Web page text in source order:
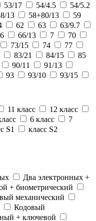
53/17 54/4.5
54/5.2
13 58+80/13
59
62 63
63/9.7
66/13 7
70
73/15 74
77
83/21 84/15
85
90/11
91/13
93 93/10
93/15
11 класс
12 класс
6 класс
7
S1
класс S2
Два электронныx +
+ биометрический
механический
Кодовый
+ ключевой